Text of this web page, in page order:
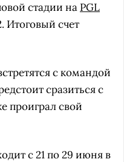
стадии на PGL
Итоговый счет
с командой
сразиться с
проиграл свой
с 21 по 29 июня в